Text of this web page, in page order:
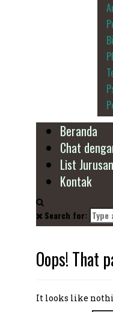
Beranda
Chat
List
Kontak
Search for:
Oops! That
It looks like